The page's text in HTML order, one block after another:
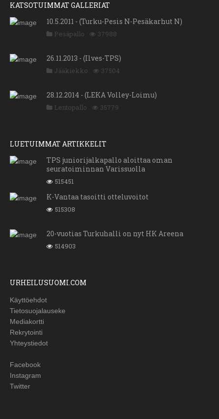
KATSOTUIMMAT GALLERIAT
10.5.2011 - (Turku-Pesis N-Pesäkarhut N)
Pesäpallo 37988
26.11.2013 - (Ilves-TPS)
Jääkiekko 37504
28.12.2014 - (LEKA Volley-Loimu)
Lentopallo 35779
LUETUIMMAT ARTIKKELIT
TPS juniorijalkapallo aloittaa oman
seuratoiminnan Varissuolla
515451
K-Vantaa tasoitti otteluvoitot
515308
20-vuotias Turkuhalli on nyt HK Areena
514903
URHEILUSUOMI.COM
Käyttöehdot
Tietosuojalauseke
Mediakortti
Rekrytointi
Yhteystiedot
Facebook
Instagram
Twitter